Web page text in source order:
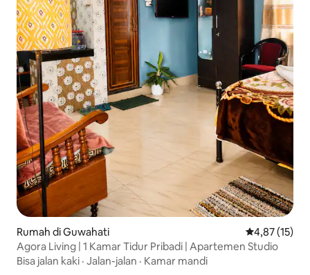
Rumah di Guwahati Nilai rata-
4,87 (15)
Agora Living | 1 Kamar Tidur Pribadi | Apartemen Studio
Bisa jalan kaki · Jalan-jalan · Kamar mandi